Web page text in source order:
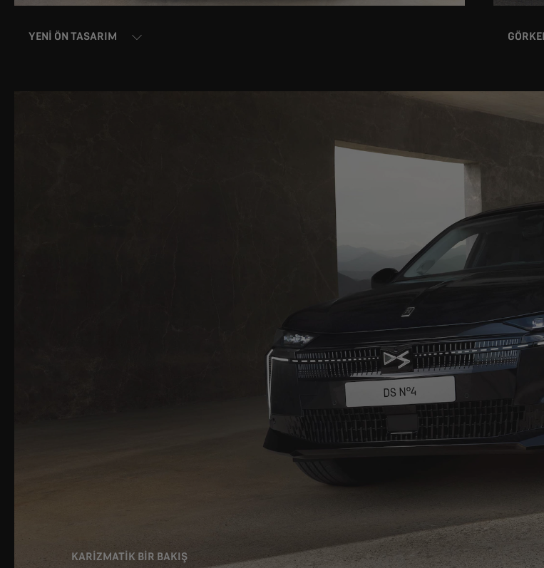
YENI ÖN TASARIM
KARİZMATİK BİR BAKIŞ